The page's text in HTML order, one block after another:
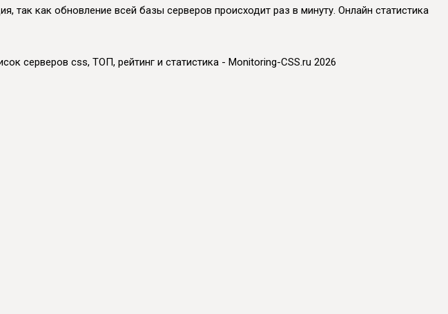
как обновление всей базы серверов происходит раз в минуту. Онлайн статистика
серверов css, ТОП, рейтинг и статистика - Monitoring-CSS.ru 2026